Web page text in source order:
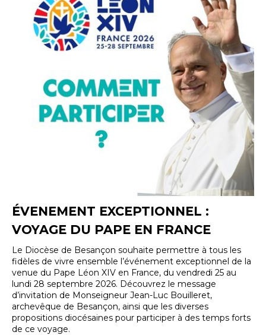
ÉVENEMENT EXCEPTIONNEL :
VOYAGE DU PAPE EN FRANCE
Le Diocèse de Besançon souhaite permettre à tous les
fidèles de vivre ensemble l’événement exceptionnel de la
venue du Pape Léon XIV en France, du vendredi 25 au
lundi 28 septembre 2026. Découvrez le message
d’invitation de Monseigneur Jean-Luc Bouilleret,
archevêque de Besançon, ainsi que les diverses
propositions diocésaines pour participer à des temps forts
de ce voyage.